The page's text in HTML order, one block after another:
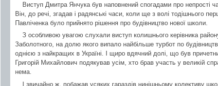
Виступ Дмитра Янчука був наповнений спогадами про непрості
Він, до речі, згадав і радянські часи, коли ще з волі тодішнього
Павліченка було прийнято рішення про будівництво нової школи.
З особливою увагою слухали виступ колишнього керівника
Заболотного, на долю якого випало найбільше турбот по
однією з найкращих в Україні. І щиро вдячний долі, що був
Григорій Михайлович подякував усім, хто брав участь у великій
нема.
І звичайно ж, побажав усяких гараздів нинішньому колективу